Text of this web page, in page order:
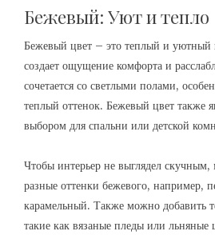
Бежевый: Уют и тепло
Бежевый цвет – это теплый и уютный
создает ощущение комфорта и
сочетается со светлыми полами,
теплый оттенок. Бежевый цвет также
выбором для спальни или детской
Чтобы интерьер не выглядел скучным,
разные оттенки бежевого, например,
карамельный. Также можно добавить
такие как вязаные пледы или льняные